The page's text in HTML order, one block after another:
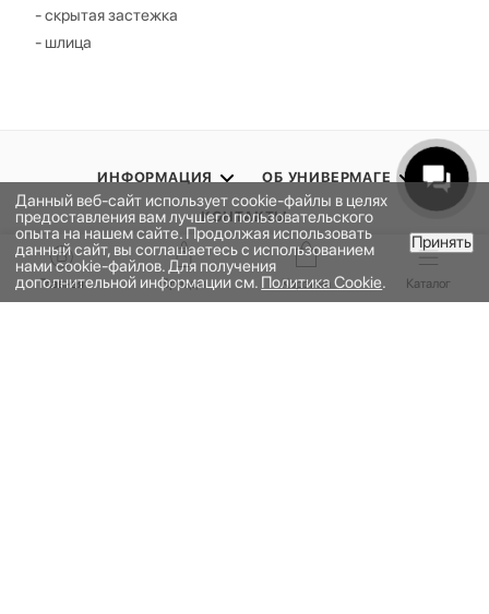
В КОРЗИНУ
- скрытая застежка
- шлица
ИНФОРМАЦИЯ ОБ УНИВЕРМАГЕ
КОНТАКТЫ
ПОДПИСАТЬСЯ НА РАССЫЛКУ
Данный веб-сайт использует cookie-файлы в целях
предоставления вам лучшего пользовательского
опыта на нашем сайте. Продолжая использовать
данный сайт, вы соглашаетесь с использованием
нами cookie-файлов. Для получения
дополнительной информации см. Политика Cookie.
Принять
Главная Бренды Корзина Каталог